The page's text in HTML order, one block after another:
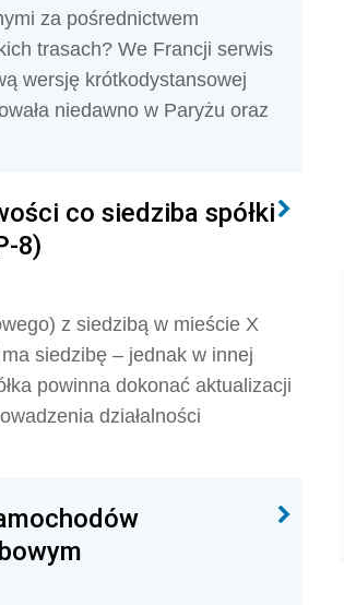
za pośrednictwem
trasach? We Francji serwis
wersję krótkodystansowej
niedawno w Paryżu oraz
co siedziba spółki
8)
z siedzibą w mieście X
siedzibę – jednak w innej
powinna dokonać aktualizacji
działalności